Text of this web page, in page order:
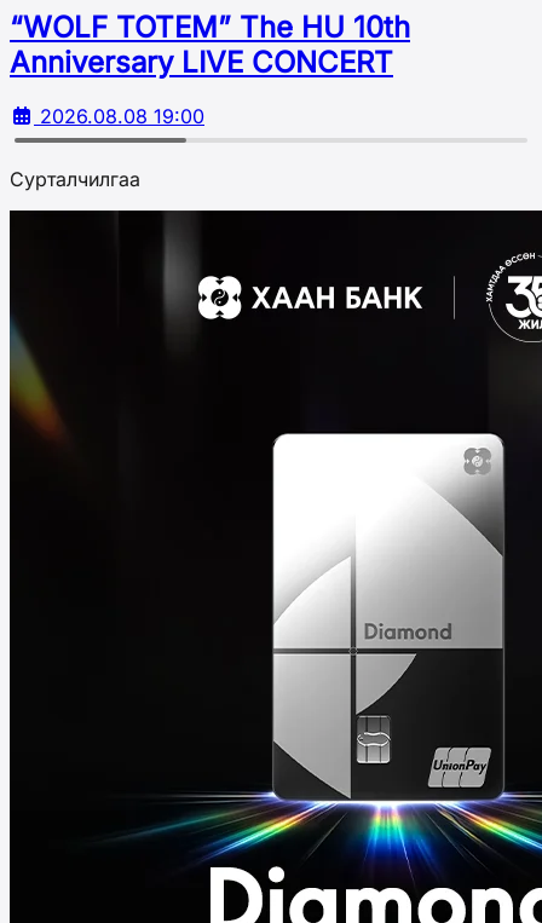
“WOLF TOTEM” The HU 10th
Аnniversary LIVE CONCERT
2026.08.08 19:00
Сурталчилгаа